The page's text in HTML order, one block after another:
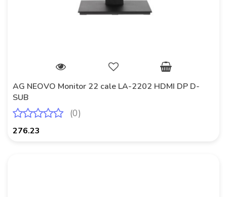
AG NEOVO Monitor 22 cale LA-2202 HDMI DP D-
SUB
(0)
276.23